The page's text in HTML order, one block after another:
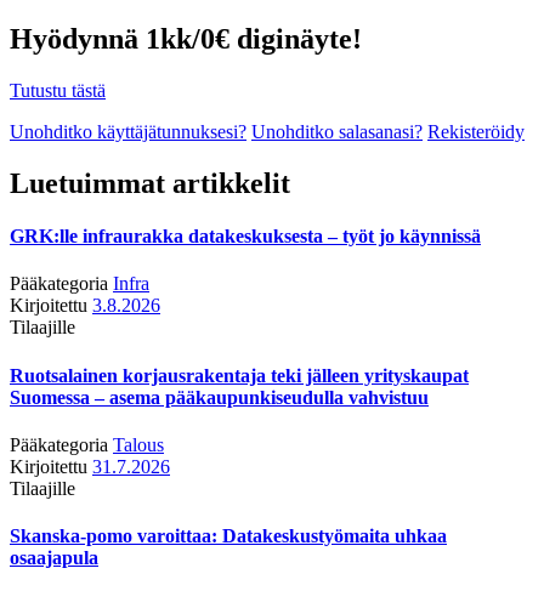
Hyödynnä 1kk/0€ diginäyte!
Tutustu tästä
Unohditko käyttäjätunnuksesi? Unohditko salasanasi? Rekisteröidy
Luetuimmat artikkelit
GRK:lle infraurakka datakeskuksesta – työt jo käynnissä
Pääkategoria Infra
Kirjoitettu 3.8.2026
Tilaajille
Ruotsalainen korjausrakentaja teki jälleen yrityskaupat
Suomessa – asema pääkaupunkiseudulla vahvistuu
Pääkategoria Talous
Kirjoitettu 31.7.2026
Tilaajille
Skanska-pomo varoittaa: Datakeskustyömaita uhkaa
osaajapula